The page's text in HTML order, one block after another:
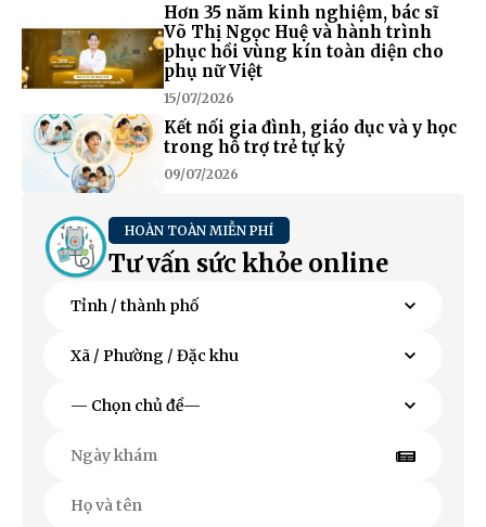
Hơn 35 năm kinh nghiệm, bác sĩ
Võ Thị Ngọc Huệ và hành trình
phục hồi vùng kín toàn diện cho
phụ nữ Việt
15/07/2026
Kết nối gia đình, giáo dục và y học
trong hỗ trợ trẻ tự kỷ
09/07/2026
HOÀN TOÀN MIỄN PHÍ
Tư vấn sức khỏe online